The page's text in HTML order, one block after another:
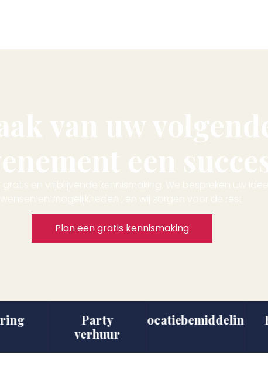
Plan een gratis kennismaking
Party
verhuur
Locatiebemiddeling